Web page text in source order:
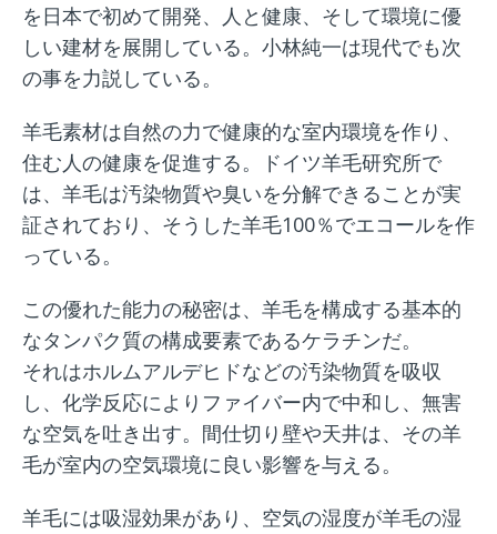
を日本で初めて開発、人と健康、そして環境に優
しい建材を展開している。小林純一は現代でも次
の事を力説している。
羊毛素材は自然の力で健康的な室内環境を作り、
住む人の健康を促進する。ドイツ羊毛研究所で
は、羊毛は汚染物質や臭いを分解できることが実
証されており、そうした羊毛100％でエコールを作
っている。
この優れた能力の秘密は、羊毛を構成する基本的
なタンパク質の構成要素であるケラチンだ。
それはホルムアルデヒドなどの汚染物質を吸収
し、化学反応によりファイバー内で中和し、無害
な空気を吐き出す。間仕切り壁や天井は、その羊
毛が室内の空気環境に良い影響を与える。
羊毛には吸湿効果があり、空気の湿度が羊毛の湿